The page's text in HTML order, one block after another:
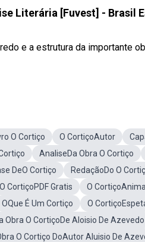
Literária [Fuvest] - Brasil
e a estrutura da importante
O Cortiço O CortiçoAutor
AnaliseDa Obra O Cortiço
DeO Cortiço RedaçãoDo O
O CortiçoPDF Gratis O
OQue É Um Cortiço O
Obra O CortiçoDe Aloisio De Azevedo
O Cortiço DoAutor Aluisio De